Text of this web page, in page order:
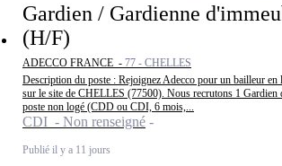
Gardien / Gardienne
(H/F)
ADECCO FRANCE - 77 - CHELLES
Description du poste : Rejoignez Adecco pour un bailleur en
sur le site de CHELLES (77500). Nous recrutons 1 Gardien
poste non logé (CDD ou CDI, 6 mois,...
CDI - Non renseigné
Publié il y a 11 jours